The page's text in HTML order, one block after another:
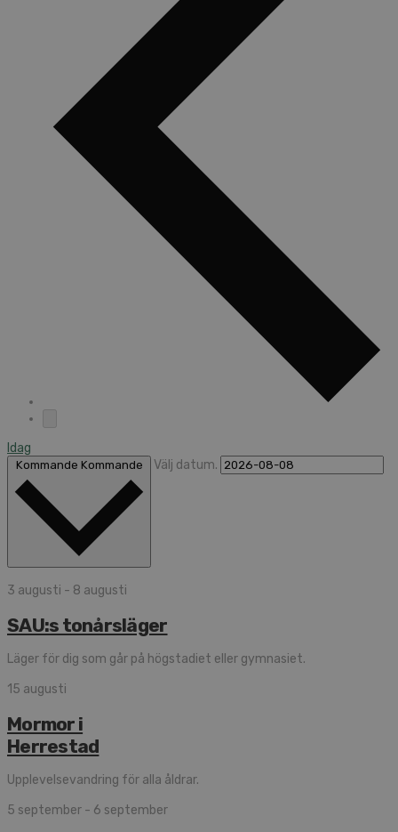
Idag
Kommande Kommande Välj datum.
3 augusti - 8 augusti
SAU:s tonårs­läger
Läger för dig som går på högstadiet eller gymnasiet.
15 augusti
Mormor i
Herrestad
Upplevelsevandring för alla åldrar.
5 september - 6 september